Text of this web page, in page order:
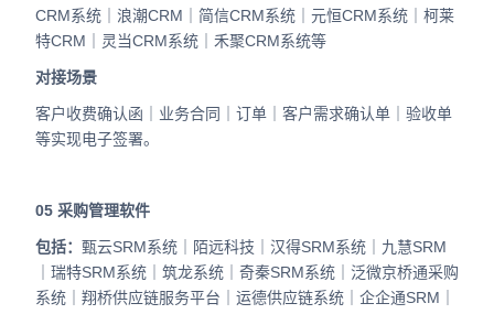
CRM系统｜浪潮CRM｜简信CRM系统｜元恒CRM系统｜柯莱
特CRM｜灵当CRM系统｜禾聚CRM系统等
对接场景
客户收费确认函｜业务合同｜订单｜客户需求确认单｜验收单
等实现电子签署。
05 采购管理软件
包括： 甄云SRM系统｜陌远科技｜汉得SRM系统｜九慧SRM
｜瑞特SRM系统｜筑龙系统｜奇秦SRM系统｜泛微京桥通采购
系统｜翔桥供应链服务平台｜运德供应链系统｜企企通SRM｜